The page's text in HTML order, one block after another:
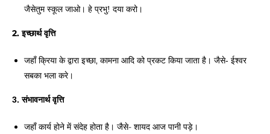
जैसेतुम स्कूल जाओ। हे प्रभु! दया करो।
2. इच्छार्थ वृत्ति
जहाँ क्रिया के द्वारा इच्छा, कामना आदि को प्रकट किया जाता है। जैसे- ईश्वर
सबका भला करे।
3. संभावनार्थ वृत्ति
जहाँ कार्य होने में संदेह होता है। जैसे- शायद आज पानी पड़े।